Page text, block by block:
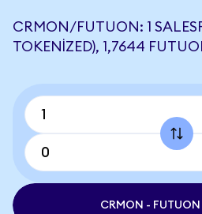
CRMON/FUTUON: 1
TOKENIZED), 1,7644
CRMON - FUTUON